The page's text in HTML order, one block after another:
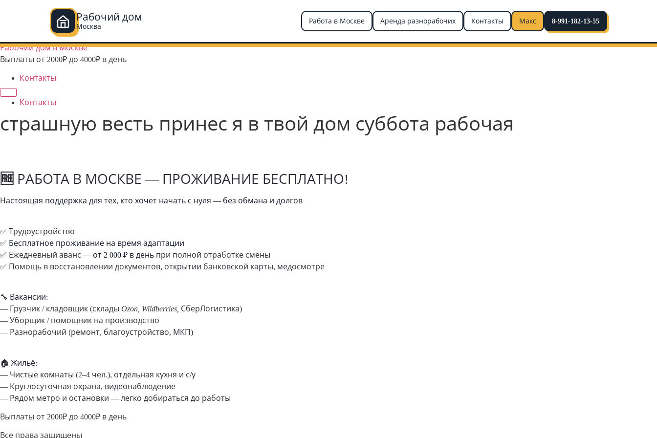
Рабочий дом
Москва
Работа в Москве Аренда разнорабочих Контакты Макс 8-991-182-13-55
Перейти
к
Рабочий дом в Москве
Выплаты от 2000₽ до 4000₽ в день
Контакты
Контакты
страшную весть принес я в твой дом суббота рабочая
🆓 РАБОТА В МОСКВЕ — ПРОЖИВАНИЕ БЕСПЛАТНО!
Настоящая поддержка для тех, кто хочет начать с нуля — без обмана и долгов
✅ Трудоустройство
✅ Бесплатное проживание на время адаптации
✅ Ежедневный аванс — от 2 000 ₽ в день при полной отработке смены
✅ Помощь в восстановлении документов, открытии банковской карты, медосмотре
🔧 Вакансии:
— Грузчик / кладовщик (склады Ozon, Wildberries, СберЛогистика)
— Уборщик / помощник на производство
— Разнорабочий (ремонт, благоустройство, МКП)
🏠 Жильё:
— Чистые комнаты (2–4 чел.), отдельная кухня и с/у
— Круглосуточная охрана, видеонаблюдение
— Рядом метро и остановки — легко добираться до работы
Выплаты от 2000₽ до 4000₽ в день
Все права защищены